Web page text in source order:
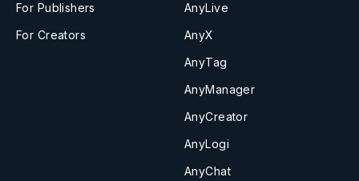
For Publishers
For Creators
AnyLive
AnyX
AnyTag
AnyManager
AnyCreator
AnyLogi
AnyChat